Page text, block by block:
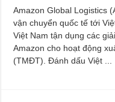
Amazon Global Logistics
vận chuyển quốc tế tới
Việt Nam tận dụng các
Amazon cho hoạt động
(TMĐT). Đánh dấu Việt ...